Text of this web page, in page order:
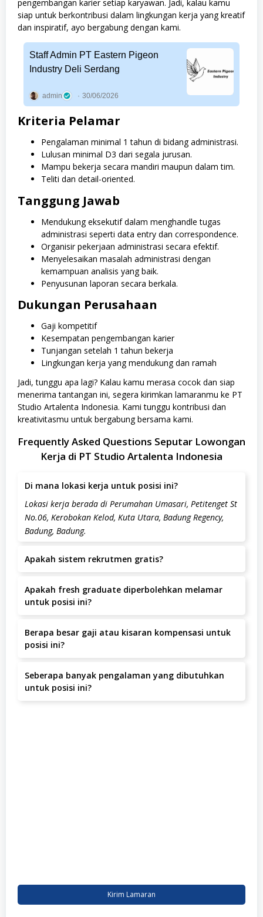
pengembangan karier setiap karyawan. Jadi, kalau kamu
siap untuk berkontribusi dalam lingkungan kerja yang kreatif
dan inspiratif, ayo bergabung dengan kami.
Staff Admin PT Eastern Pigeon
Industry Deli Serdang
admin 30/06/2026
Kriteria Pelamar
Pengalaman minimal 1 tahun di bidang administrasi.
Lulusan minimal D3 dari segala jurusan.
Mampu bekerja secara mandiri maupun dalam tim.
Teliti dan detail-oriented.
Tanggung Jawab
Mendukung eksekutif dalam menghandle tugas
administrasi seperti data entry dan correspondence.
Organisir pekerjaan administrasi secara efektif.
Menyelesaikan masalah administrasi dengan
kemampuan analisis yang baik.
Penyusunan laporan secara berkala.
Dukungan Perusahaan
Gaji kompetitif
Kesempatan pengembangan karier
Tunjangan setelah 1 tahun bekerja
Lingkungan kerja yang mendukung dan ramah
Jadi, tunggu apa lagi? Kalau kamu merasa cocok dan siap
menerima tantangan ini, segera kirimkan lamaranmu ke PT
Studio Artalenta Indonesia. Kami tunggu kontribusi dan
kreativitasmu untuk bergabung bersama kami.
Frequently Asked Questions Seputar Lowongan
Kerja di PT Studio Artalenta Indonesia
Di mana lokasi kerja untuk posisi ini?
Lokasi kerja berada di Perumahan Umasari, Petitenget St
No.06, Kerobokan Kelod, Kuta Utara, Badung Regency,
Badung, Badung.
Apakah sistem rekrutmen gratis?
Indonesia tidak dipungut biaya apapun.
Apakah fresh graduate diperbolehkan melamar
untuk posisi ini?
pengalaman.
Berapa besar gaji atau kisaran kompensasi untuk
posisi ini?
Seberapa banyak pengalaman yang dibutuhkan
untuk posisi ini?
Kirim Lamaran